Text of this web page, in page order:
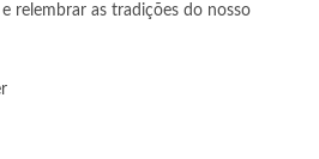
relembrar as tradições do nosso